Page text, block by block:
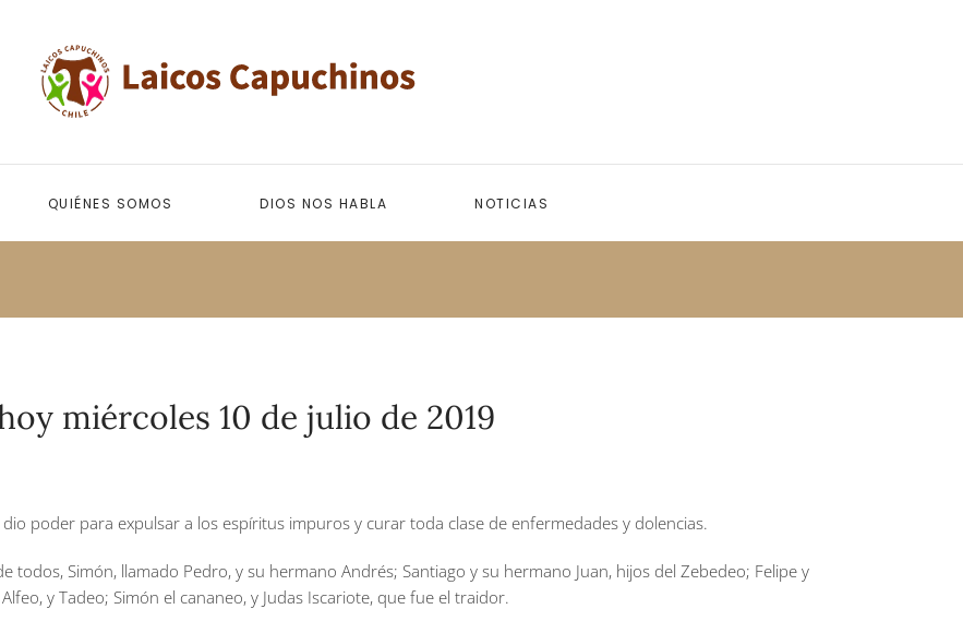
QUIÉNES SOMOS DIOS NOS HABLA NOTICIAS
miércoles 10 de julio de 2019
poder para expulsar a los espíritus impuros y curar toda clase de enfermedades y dolencias.
Simón, llamado Pedro, y su hermano Andrés; Santiago y su hermano Juan, hijos del Zebedeo; Felipe y
y Tadeo; Simón el cananeo, y Judas Iscariote, que fue el traidor.